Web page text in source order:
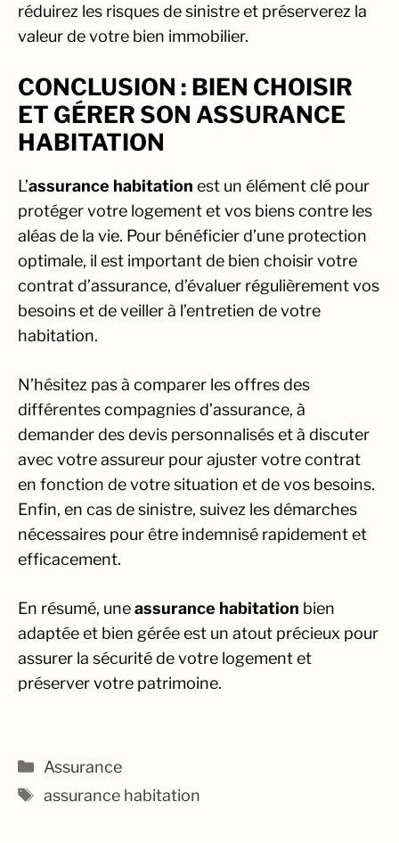
réduirez les risques de sinistre et préserverez la
valeur de votre bien immobilier.
CONCLUSION : BIEN CHOISIR
ET GÉRER SON ASSURANCE
HABITATION
L’assurance habitation est un élément clé pour
protéger votre logement et vos biens contre les
aléas de la vie. Pour bénéficier d’une protection
optimale, il est important de bien choisir votre
contrat d’assurance, d’évaluer régulièrement vos
besoins et de veiller à l’entretien de votre
habitation.
N’hésitez pas à comparer les offres des
différentes compagnies d’assurance, à
demander des devis personnalisés et à discuter
avec votre assureur pour ajuster votre contrat
en fonction de votre situation et de vos besoins.
Enfin, en cas de sinistre, suivez les démarches
nécessaires pour être indemnisé rapidement et
efficacement.
En résumé, uneassurance habitation bien
adaptée et bien gérée est un atout précieux pour
assurer la sécurité de votre logement et
préserver votre patrimoine.
Catégories
Assurance
Étiquettes
assurance habitation